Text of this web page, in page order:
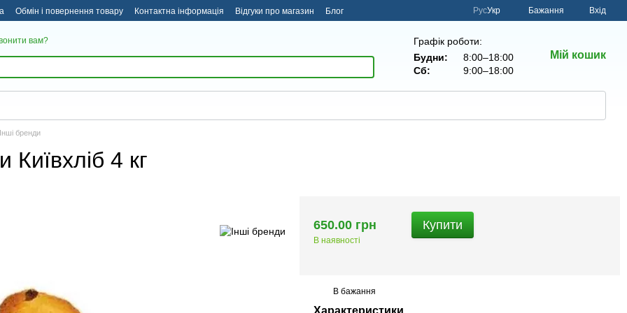
Обмін і повернення товару Контактна інформація Відгуки про магазин
Блог
РусУкр Бажання Вхід
вам?
Графік роботи:
Будни:
8:00–18:00
Сб:
9:00–18:00
Мій кошик
бренди
Київхліб 4 кг
650.00 грн
В наявності
Купити
В бажання
Характеристики